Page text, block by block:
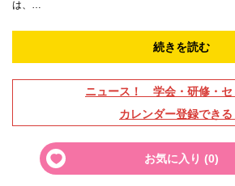
は、…
続きを読む
ニュース！ 学会・研修・セ
カレンダー登録できる
お気に入り (0)